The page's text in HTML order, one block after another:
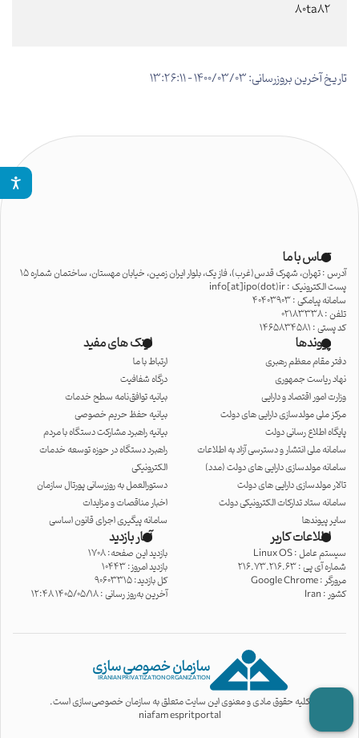
80ta82
تاریخ آخرین بروزرسانی: 1400/03/03 - 13:26:11
تماس با ما
آدرس : تهران، شهرک قدس(غرب)، فاز یک، بلوار ایران زمین، خیابان مهستان، ساختمان شماره 15
پست الکترونیک : info[at]ipo(dot)ir
سامانه پیامکی : 40403903
تلفن : 02183338
کد پستی : 1465834581
پیوندها
دفتر مقام معظم رهبری
نهاد ریاست جمهوری
وزارت امور اقتصاد و دارایی
مرکز ملی مولدسازی دارایی های دولت
پایگاه اطلاع رسانی دولت
سامانه ملی انتشار و دسترسی آزاد به اطلاعات
سامانه مولدسازی دارایی های دولت (مدد)
تالار مولدسازی دارایی های دولت
سامانه ستاد تدارکات الکترونیکی دولت
سایر پیوندها
لینک های مفید
ارتباط با ما
درگاه شفافیت
بیانیه توافق‌نامه سطح خدمات
بیانیه حفظ حریم خصوصی
بیانیه راهبرد مشارکت دستگاه با مردم
راهبرد دستگاه در حوزه توسعه خدمات
الکترونیکی
دستورالعمل به روزرسانی پورتال سازمان
اخبار مناقصات و مزایدات
سامانه پیگیری اجرای قانون اساسی
اطلاعات کاربر
سیستم عامل :Linux OS
شماره آی پی :216.73.216.63
مرورگر :Google Chrome
کشور : Iran
آمار بازدید
بازدید این صفحه: 1708
بازدید امروز: 10443
کل بازدید: 90603315
آخرین به‌روز رسانی : 1405/05/18 12:48
سازمان خصوصی سازی
IRANIAN PRIVATIZATION ORGANIZATION
کلیه حقوق مادی و معنوی این سایت متعلق به سازمان خصوصی‌سازی است.
niafam espritportal